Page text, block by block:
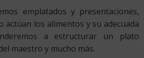
emplatados y presentaciones,
actúan los alimentos y su adecuada
a estructurar un plato
maestro y mucho más.